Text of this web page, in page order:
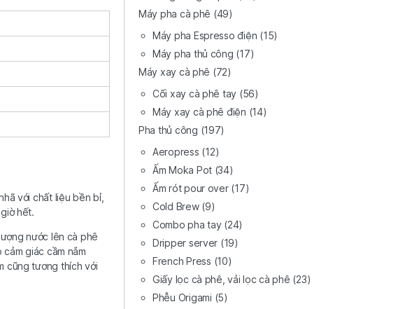
với chất liệu bền bỉ,
hết.
nước lên cà phê
giác cầm nắm
cũng tương thích với
Máy pha cà phê (49)
Máy pha Espresso điện (15)
Máy pha thủ công (17)
Máy xay cà phê (72)
Cối xay cà phê tay (56)
Máy xay cà phê điện (14)
Pha thủ công (197)
Aeropress (12)
Ấm Moka Pot (34)
Ấm rót pour over (17)
Cold Brew (9)
Combo pha tay (24)
Dripper server (19)
French Press (10)
Giấy lọc cà phê, vải lọc cà phê (23)
Phễu Origami (5)